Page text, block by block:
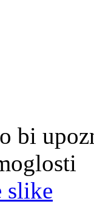
bi
slike